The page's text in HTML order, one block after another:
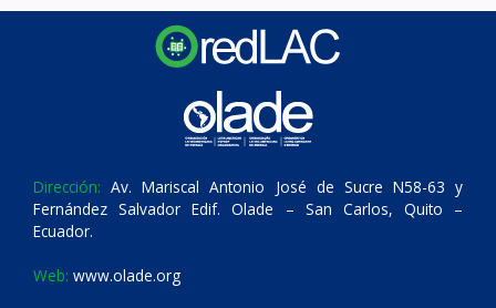
Dirección: Av. Mariscal Antonio José de Sucre N58-63 y
Fernández Salvador Edif. Olade – San Carlos, Quito –
Ecuador.
Web: www.olade.org